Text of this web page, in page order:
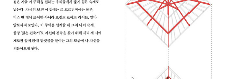
한국의 주택들』은 안과 밖의 담론과 연결되는 균형을 갖추게 되었다.
“여덟 채의 검박한 단독주택은 오래된 것과 새로운 것, 기능과 형태,
건축가와 건축주, 그리고 이상적 포부와 실용적 조건 사이의 흔한 이
분법적 관계를 드러낸다. 이 프로젝트들은 포르투에서 약 1만 164k